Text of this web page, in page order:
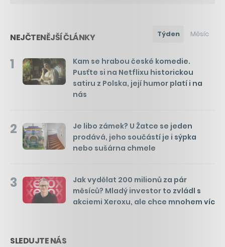
NEJČTENĚJŠÍ ČLÁNKY Týden Měsíc
1
Kam se hrabou české komedie.
Pusťte si na Netflixu historickou
satiru z Polska, její humor platí i na
nás
2
Je libo zámek? U Žatce se jeden
prodává, jeho součástí je i sýpka
nebo sušárna chmele
3
Jak vydělat 200 milionů za pár
měsíců? Mladý investor to zvládl s
akciemi Xeroxu, ale chce mnohem víc
SLEDUJTE NÁS